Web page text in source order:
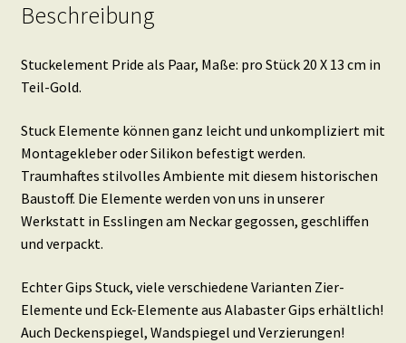
Menge
Beschreibung
Stuckelement Pride als Paar, Maße: pro Stück 20 X 13 cm in
Teil-Gold.
Stuck Elemente können ganz leicht und unkompliziert mit
Montagekleber oder Silikon befestigt werden.
Traumhaftes stilvolles Ambiente mit diesem historischen
Baustoff. Die Elemente werden von uns in unserer
Werkstatt in Esslingen am Neckar gegossen, geschliffen
und verpackt.
Echter Gips Stuck, viele verschiedene Varianten Zier-
Elemente und Eck-Elemente aus Alabaster Gips erhältlich!
Auch Deckenspiegel, Wandspiegel und Verzierungen!